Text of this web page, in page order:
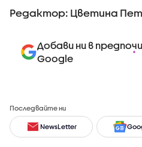
Редактор: Цветина
Добави ни в
Google
Последвайте ни
NewsLetter